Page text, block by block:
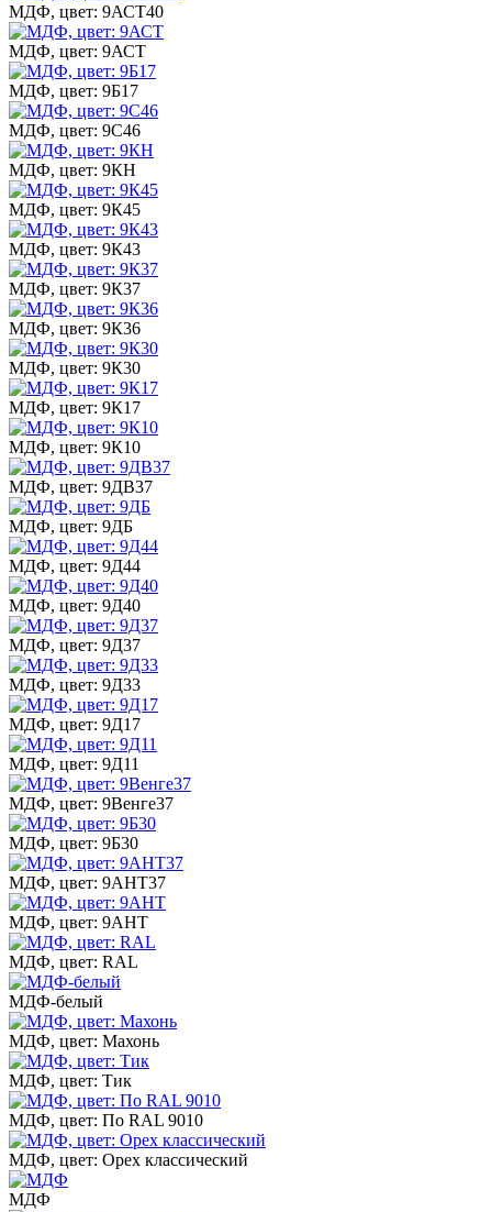
МДФ, цвет: 9АСТ40
МДФ, цвет: 9АСТ
МДФ, цвет: 9Б17
МДФ, цвет: 9С46
МДФ, цвет: 9КН
МДФ, цвет: 9К45
МДФ, цвет: 9К43
МДФ, цвет: 9К37
МДФ, цвет: 9К36
МДФ, цвет: 9К30
МДФ, цвет: 9К17
МДФ, цвет: 9К10
МДФ, цвет: 9ДВ37
МДФ, цвет: 9ДБ
МДФ, цвет: 9Д44
МДФ, цвет: 9Д40
МДФ, цвет: 9Д37
МДФ, цвет: 9Д33
МДФ, цвет: 9Д17
МДФ, цвет: 9Д11
МДФ, цвет: 9Венге37
МДФ, цвет: 9Б30
МДФ, цвет: 9АНТ37
МДФ, цвет: 9АНТ
МДФ, цвет: RAL
МДФ-белый
МДФ, цвет: Махонь
МДФ, цвет: Тик
МДФ, цвет: По RAL 9010
МДФ, цвет: Орех классический
МДФ